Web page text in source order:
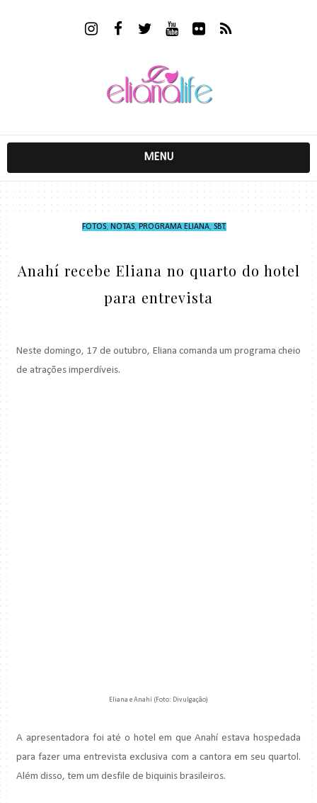
MENU
FOTOS, NOTAS, PROGRAMA ELIANA, SBT,
Anahí recebe Eliana no quarto do hotel
para entrevista
Neste domingo, 17 de outubro, Eliana comanda um programa cheio
de atrações imperdíveis.
Eliana e Anahí (Foto: Divulgação)
A apresentadora foi até o hotel em que Anahí estava hospedada
para fazer uma entrevista exclusiva com a cantora em seu quartol.
Além disso, tem um desfile de biquinis brasileiros.